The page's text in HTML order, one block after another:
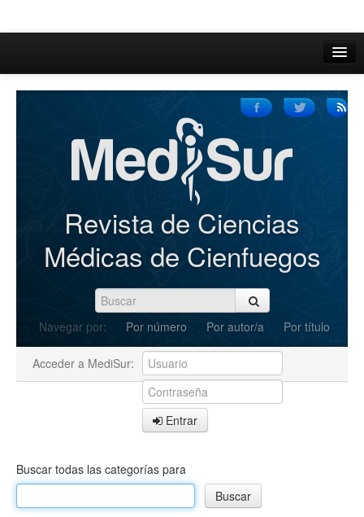
Inicio
Iniciar sesión
Registrarse
Revista de Ciencias
Médicas de Cienfuegos
Navegar por: Por número Por autor/a Por título
Acceder a MediSur:
Entrar
Buscar todas las categorías para